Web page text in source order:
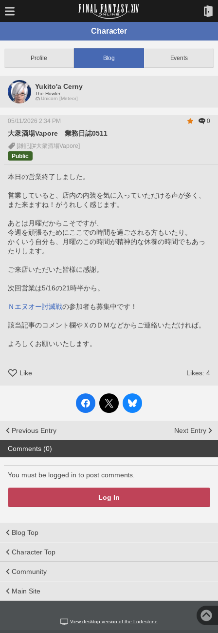
Character
Profile Blog Events
Yukito'a Cerny
The Howler
Unicorn [Meteor]
05/11/2026 2:34 PM 0
大衆酒場Vapore 業務日誌0511
[雑記] [#大衆酒場Vapore]
Public
本日の営業終了しました。
営業していると、店内の内装を気に入っていただける声が多く、
また来ますね！がうれしく感じます。
あとは月曜だからこそですが、
今週を頑張るためにここでの時間を過ごされる方もいたり。
かくいう自分も、月曜のこの時間が精神的な休養の時間でもあっ
たりします。
ご来店いただいた皆様に感謝。
次回営業は5/16の21時半から。
Ｎエヌオー討滅戦の参加者も募集中です！
該当記事のコメント欄やＸのＤＭなどからご連絡いただければ。
よろしくお願いいたします。
Like Likes: 4
Previous Entry Next Entry
Comments (0)
You must be logged in to post comments.
Log In
Blog Top
Character Top
Community
Main Site
View desktop version of the Lodestone